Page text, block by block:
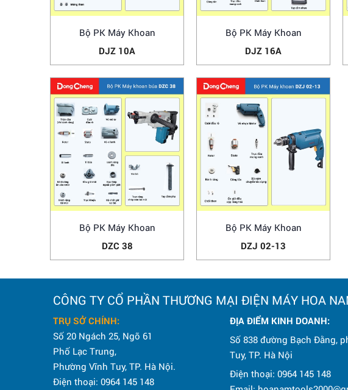
Bộ PK Máy Khoan
DJZ 10A
Bộ PK Máy Khoan
DJZ 16A
Bộ PK Máy Khoan
DZC 38
Bộ PK Máy Khoan
DZJ 02-13
CÔNG TY CỔ PHẦN THƯƠNG MẠI ĐIỆN MÁY HOA
TRỤ SỞ CHÍNH:
Số 20 Ngách 25, Ngõ 61
Phố Lạc Trung,
Phường Vĩnh Tuy, TP. Hà Nội.
Điện thoại: 0964 145 148
ĐỊA ĐIỂM KINH DOANH:
Số 838 đường Bạch Đằng,
Tuy, TP. Hà Nội
Điện thoại: 0964 145 148